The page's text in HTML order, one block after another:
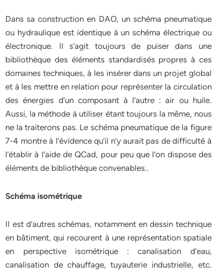
Dans sa construction en DAO, un schéma pneumatique
ou hydraulique est identique à un schéma électrique ou
électronique. Il s’agit toujours de puiser dans une
bibliothèque des éléments standardisés propres à ces
domaines techniques, à les insérer dans un projet global
et à les mettre en relation pour représenter la circulation
des énergies d’un composant à l’autre : air ou huile.
Aussi, la méthode à utiliser étant toujours la même, nous
ne la traiterons pas. Le schéma pneumatique de la figure
7-4 montre à l’évidence qu’il n’y aurait pas de difficulté à
l’établir à l’aide de QCad, pour peu que l’on dispose des
éléments de bibliothèque convenables..
Schéma isométrique
Il est d’autres schémas, notamment en dessin technique
en bâtiment, qui recourent à une représentation spatiale
en perspective isométrique : canalisation d’eau,
canalisation de chauffage, tuyauterie industrielle, etc.